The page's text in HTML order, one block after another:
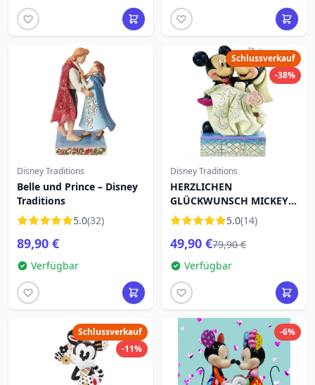
Disney Traditions
Belle und Prince – Disney
Traditions
5.0(32)
89,90 €
Verfügbar
Schlussverkauf
-38%
Disney Traditions
HERZLICHEN
GLÜCKWUNSCH MICKEY
UND MINNIE DISNEY
TRADITIONS
5.0(14)
49,90 €79,90 €
Verfügbar
Schlussverkauf
-11%
-6%